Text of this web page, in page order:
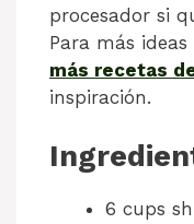
procesador si
Para más
más recetas
inspiración.
6 cups